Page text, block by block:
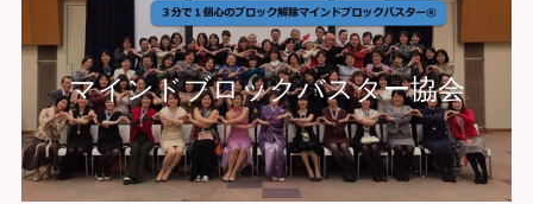
マインドブロックバスター協会